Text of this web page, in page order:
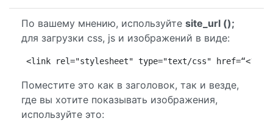
По вашему мнению, используйте site_url ();
для загрузки css, js и изображений в виде:
<link rel="stylesheet" type="text/css"
Поместите это как в заголовок, так и везде,
где вы хотите показывать изображения,
используйте это: